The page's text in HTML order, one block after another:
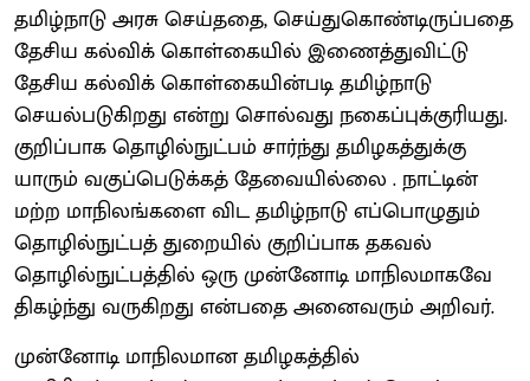
தமிழ்நாடு அரசு செய்ததை, செய்துகொண்டிருப்பதை
தேசிய கல்விக் கொள்கையில் இணைத்துவிட்டு
தேசிய கல்விக் கொள்கையின்படி தமிழ்நாடு
செயல்படுகிறது என்று சொல்வது நகைப்புக்குரியது.
குறிப்பாக தொழில்நுட்பம் சார்ந்து தமிழகத்துக்கு
யாரும் வகுப்பெடுக்கத் தேவையில்லை . நாட்டின்
மற்ற மாநிலங்களை விட தமிழ்நாடு எப்பொழுதும்
தொழில்நுட்பத் துறையில் குறிப்பாக தகவல்
தொழில்நுட்பத்தில் ஒரு முன்னோடி மாநிலமாகவே
திகழ்ந்து வருகிறது என்பதை அனைவரும் அறிவர்.
முன்னோடி மாநிலமான தமிழகத்தில்